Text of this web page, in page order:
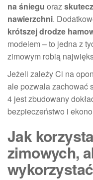
na śniegu oraz
nawierzchni.
krótszej drodze
modelem – to jedna z
zimowym robią
Jeżeli zależy Ci na
ale pozwala zachować
4 jest zbudowany
bezpieczeństwo i
Jak
zimowych,